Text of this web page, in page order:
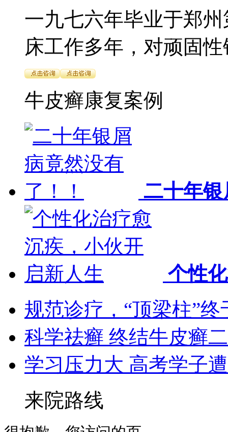
一九七六年毕业于郑
床工作多年，对顽固
牛皮癣康复案例
二十年
个性
规范诊疗，“顶梁柱”终
科学祛癣 终结牛皮癣
学习压力大 高考学子
来院路线